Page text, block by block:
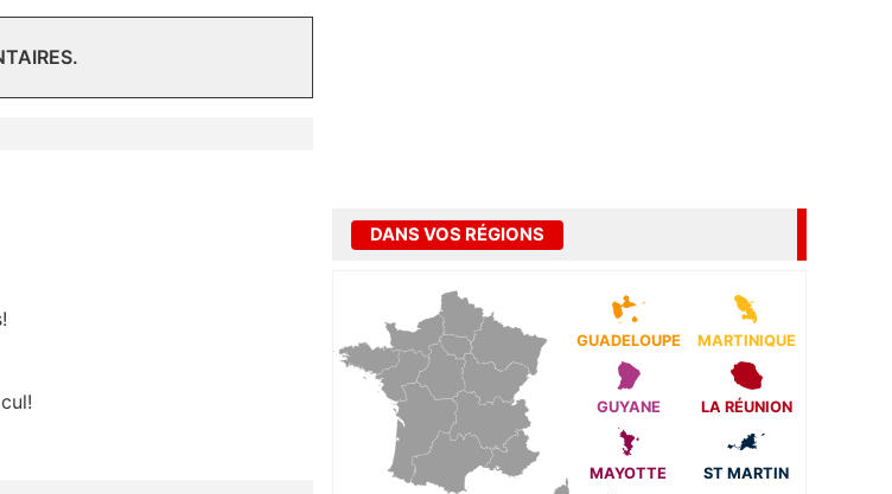
DANS VOS RÉGIONS
GUADELOUPE MARTINIQUE
GUYANE LA RÉUNION
MAYOTTE ST MARTIN